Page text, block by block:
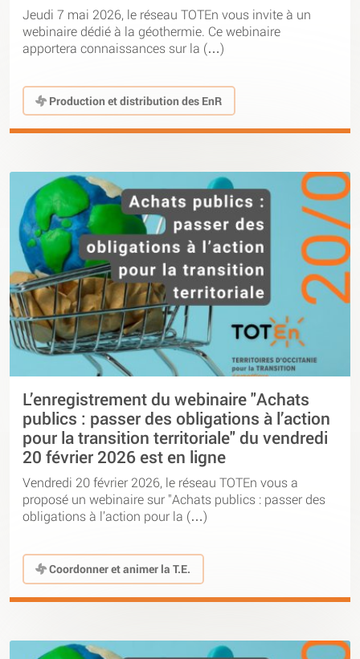
Jeudi 7 mai 2026, le réseau TOTEn vous invite à un
webinaire dédié à la géothermie. Ce webinaire
apportera connaissances sur la (…)
Production et distribution des EnR
L’enregistrement du webinaire "Achats
publics : passer des obligations à l’action
pour la transition territoriale" du vendredi
20 février 2026 est en ligne
Vendredi 20 février 2026, le réseau TOTEn vous a
proposé un webinaire sur "Achats publics : passer des
obligations à l’action pour la (…)
Coordonner et animer la T.E.